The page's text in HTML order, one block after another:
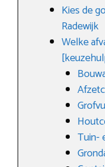
Kies de
Radewijk
Welke
Tuin-